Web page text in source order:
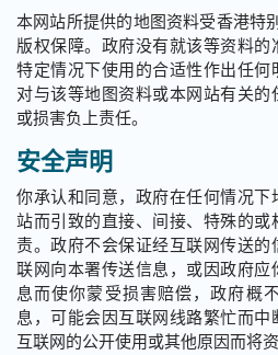
本网站所提供的地图资料受香港特
版权保障。政府没有就该等资料
特定情况下使用的合适性作出任
对与该等地图资料或本网站有关
或损害负上责任。
安全声明
你承认和同意，政府在任何情况
站而引致的直接、间接、特殊的或
责。政府不会保证经互联网传送
联网向本署传送信息，或因政府
息而使你蒙受损害赔偿，政府概
息，可能会因互联网线路繁忙而
互联网的公开使用或其他原因而将